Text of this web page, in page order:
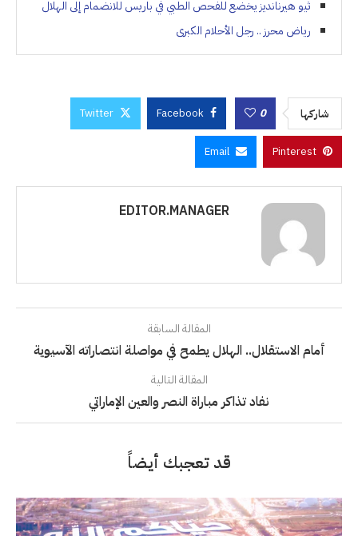
ثيو هيرنانديز يخضع للفحص الطبي في باريس للانضمام إلى الهلال
رياض محرز .. رجل الأحلام الكبرى
شاركها 0
Facebook
Twitter
Pinterest
Email
EDITOR.MANAGER
المقالة السابقة
أمام الاستقلال.. الهلال يطمح في مواصلة انتصاراته الآسيوية
المقالة التالية
نفاد تذاكر مباراة النصر والعين الإماراتي
قد تعجبك أيضاً